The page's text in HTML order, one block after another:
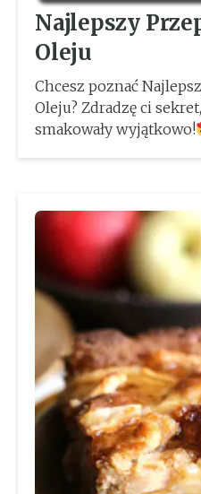
Najlepszy
Oleju
Chcesz poznać
Oleju? Zdradzę ci
smakowały wyjątkowo!